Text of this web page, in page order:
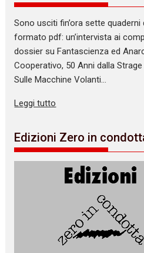
Sono usciti fin’ora sette quaderni
formato pdf: un’intervista ai
dossier su Fantascienza ed
Cooperativo, 50 Anni dalla
Sulle Macchine Volanti…
Leggi tutto
Edizioni Zero in